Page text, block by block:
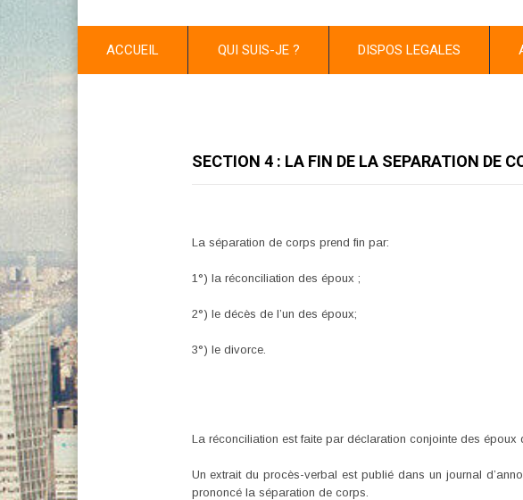
ACCUEIL QUI SUIS-JE ? DISPOS LEGALES
SECTION 4 : LA FIN DE LA SEPARATION DE
La séparation de corps prend fin par:
1°) la réconciliation des époux ;
2°) le décès de l’un des époux;
3°) le divorce.
La réconciliation est faite par déclaration conjointe des
Un extrait du procès-verbal est publié dans un journal
prononcé la séparation de corps.